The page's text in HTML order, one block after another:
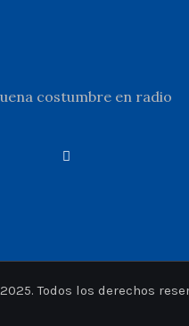
costumbre en radio
Todos los derechos